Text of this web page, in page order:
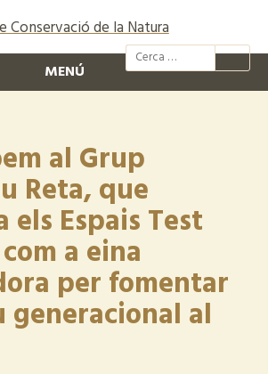
@xcn.cat
MENÚ
al Grup
Reta, que
els Espais Test
a eina
per fomentar
generacional al